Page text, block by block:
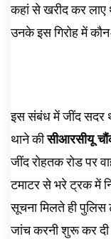
कहां से खरीद कर
उनके इस गिरोह में
इस संबंध में जींद सदर
थाने कीसीआरसीयू
जींद रोहतक रोड पर
टमाटर से भरे ट्रक में
सूचना मिलते ही पुलिस
जांच करनी शुरू कर